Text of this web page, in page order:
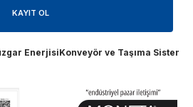
EnerjisiKonveyör ve Taşıma